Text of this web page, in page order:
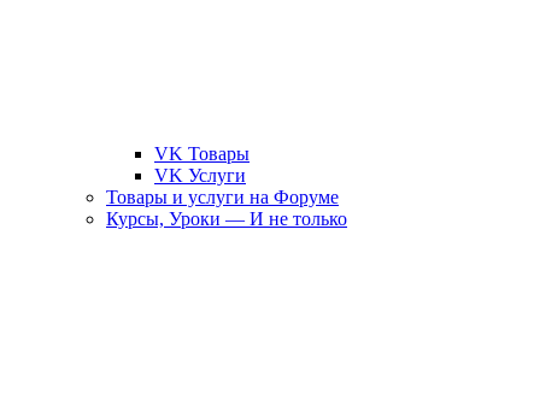
VK Товары
VK Услуги
Товары и услуги на Форуме
Курсы, Уроки — И не только